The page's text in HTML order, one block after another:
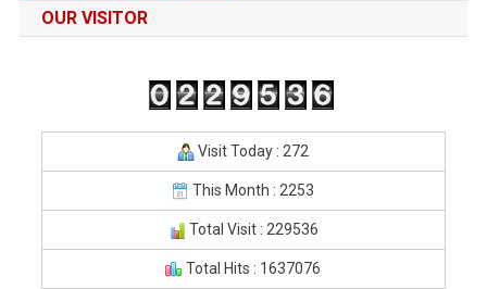
OUR VISITOR
Visit Today : 272
This Month : 2253
Total Visit : 229536
Total Hits : 1637076